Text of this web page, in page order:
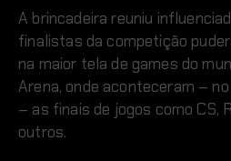
A brincadeira reuniu
finalistas da competição
na maior tela de games do
Arena, onde aconteceram –
– as finais de jogos como CS,
outros.